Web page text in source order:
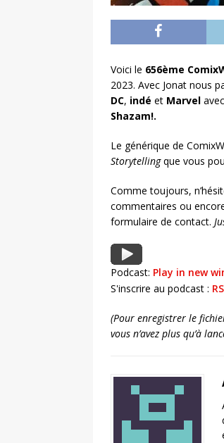
Voici le 656ème
2023. Avec Jonat nous
DC, indé et Marvel
Shazam!.
Le générique de
Storytellingque vous
Comme toujours,
commentaires ou
formulaire de contact.
Podcast: Play in new
S'inscrire au podcast :
(Pour enregistrer le
vous n’avez plus qu’à